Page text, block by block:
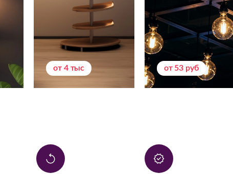
от 4 тыс от 53 руб